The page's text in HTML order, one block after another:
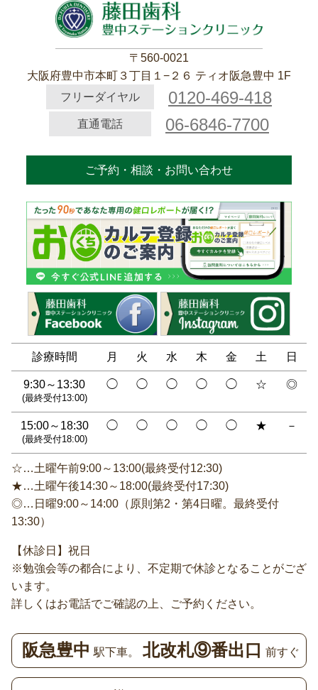
〒560-0021
大阪府豊中市本町３丁目１−２６ ティオ阪急豊中 1F
フリーダイヤル
0120-469-418
直通電話 06-6846-7700
ご予約・相談・お問い合わせ
診療時間 月 火 水 木 金 土 日
9:30～13:30
(最終受付13:00)
◯ ◯ ◯ ◯ ◯ ☆ ◎
15:00～18:30
(最終受付18:00)
◯ ◯ ◯ ◯ ◯ ★ －
☆…土曜午前9:00～13:00(最終受付12:30)
★…土曜午後14:30～18:00(最終受付17:30)
◎…日曜9:00～14:00（原則第2・第4日曜。最終受付
13:30）
【休診日】祝日
※勉強会等の都合により、不定期で休診となることがござ
います。
詳しくはお電話でご確認の上、ご予約ください。
阪急豊中 駅下車。 北改札⑨番出口 前すぐ